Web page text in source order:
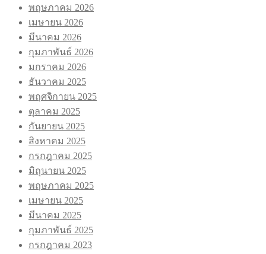
พฤษภาคม 2026
เมษายน 2026
มีนาคม 2026
กุมภาพันธ์ 2026
มกราคม 2026
ธันวาคม 2025
พฤศจิกายน 2025
ตุลาคม 2025
กันยายน 2025
สิงหาคม 2025
กรกฎาคม 2025
มิถุนายน 2025
พฤษภาคม 2025
เมษายน 2025
มีนาคม 2025
กุมภาพันธ์ 2025
กรกฎาคม 2023